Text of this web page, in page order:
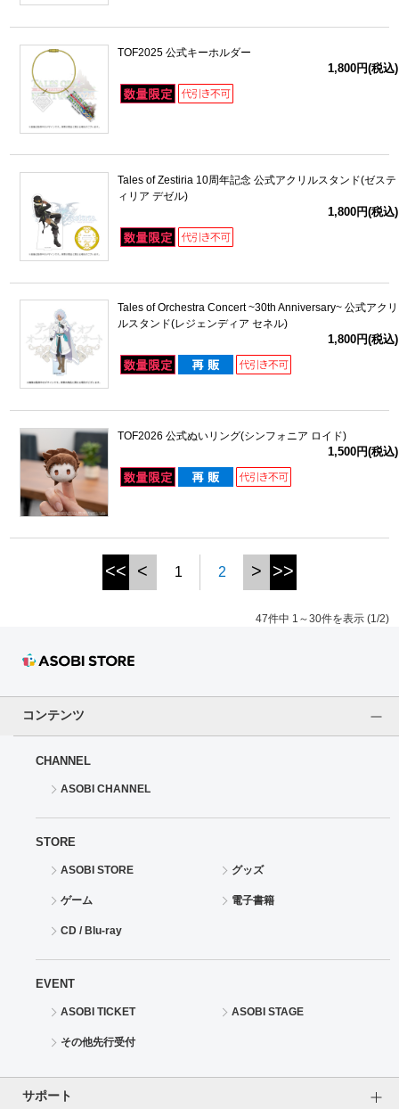
TOF2025 公式キーホルダー
1,800円(税込)
Tales of Zestiria 10周年記念 公式アクリルスタンド(ゼステ
ィリア デゼル)
1,800円(税込)
Tales of Orchestra Concert ~30th Anniversary~ 公式アクリ
ルスタンド(レジェンディア セネル)
1,800円(税込)
TOF2026 公式ぬいリング(シンフォニア ロイド)
1,500円(税込)
<< < 1 2 > >>
47件中 1～30件を表示 (1/2)
コンテンツ
CHANNEL
ASOBI CHANNEL
STORE
ASOBI STORE グッズ
ゲーム 電子書籍
CD / Blu-ray
EVENT
ASOBI TICKET ASOBI STAGE
その他先行受付
サポート